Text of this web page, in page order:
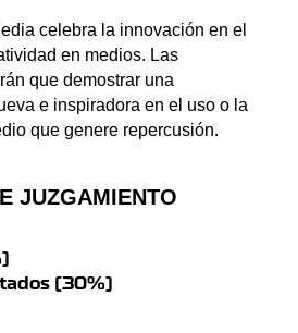
celebra la innovación en el
en medios. Las
que demostrar una
e inspiradora en el uso o la
que genere repercusión.
JUZGAMIENTO
(30%)